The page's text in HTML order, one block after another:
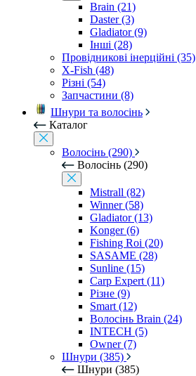
Brain (21)
Daster (3)
Gladiator (9)
Інші (28)
Провідникові інерційні (35)
X-Fish (48)
Різні (54)
Запчастини (8)
Шнури та волосінь
Каталог
Волосінь (290)
Волосінь (290)
Mistrall (82)
Winner (58)
Gladiator (13)
Konger (6)
Fishing Roi (20)
SASAME (28)
Sunline (15)
Carp Expert (11)
Різне (9)
Smart (12)
Волосінь Brain (24)
INTECH (5)
Owner (7)
Шнури (385)
Шнури (385)